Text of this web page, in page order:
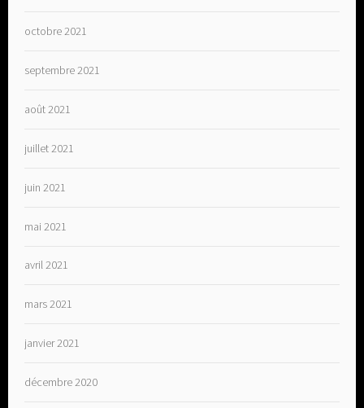
octobre 2021
septembre 2021
août 2021
juillet 2021
juin 2021
mai 2021
avril 2021
mars 2021
janvier 2021
décembre 2020